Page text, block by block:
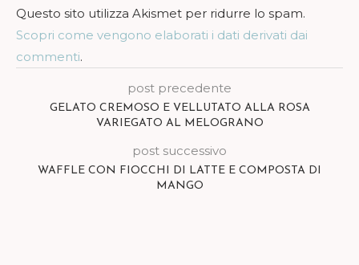
Questo sito utilizza Akismet per ridurre lo spam.
Scopri come vengono elaborati i dati derivati dai
commenti.
post precedente
GELATO CREMOSO E VELLUTATO ALLA ROSA
VARIEGATO AL MELOGRANO
post successivo
WAFFLE CON FIOCCHI DI LATTE E COMPOSTA DI
MANGO